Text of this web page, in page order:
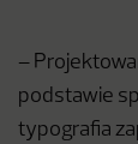
–
podstawie
typografia